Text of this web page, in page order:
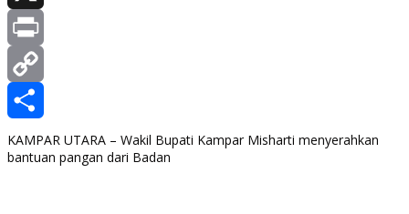
X
Print
Copy
Link
Share
KAMPAR UTARA – Wakil Bupati Kampar Misharti menyerahkan
bantuan pangan dari Badan